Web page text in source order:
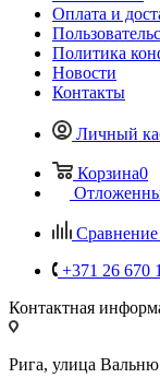
Оплата и
Политика
Новости
Контакты
Личный
Корзина0
Сравнение
+371 26 670
Контактная
Рига, улица